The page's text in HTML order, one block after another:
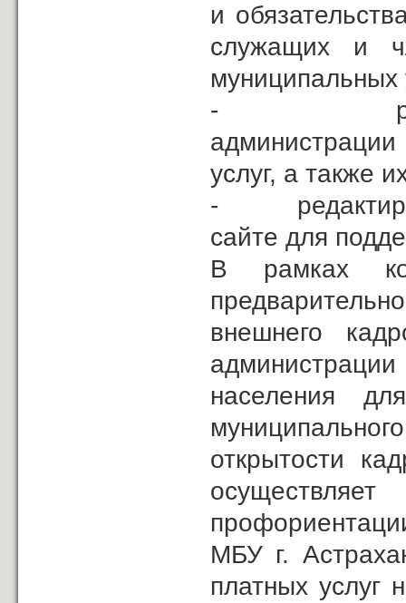
и
служащих и
муниципальных
-
услуг, а также
-
сайте для
В рамках
внешнего
населения
открытости
МБУ г.
платных